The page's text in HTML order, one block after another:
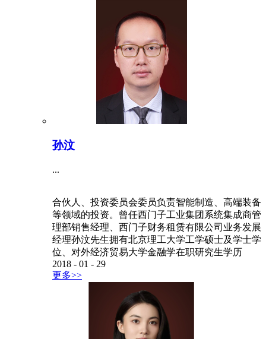
孙汶
...
合伙人、投资委员会委员负责智能制造、高端装备
等领域的投资。曾任西门子工业集团系统集成商管
理部销售经理、西门子财务租赁有限公司业务发展
经理孙汶先生拥有北京理工大学工学硕士及学士学
位、对外经济贸易大学金融学在职研究生学历
2018 - 01 - 29
更多>>